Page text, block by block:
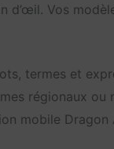
d’œil. Vos
termes et
régionaux ou
mobile Dragon